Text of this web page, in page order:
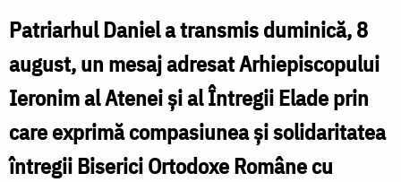
video
NYT
Patriarhul Daniel a transmis duminică, 8
august, un mesaj adresat Arhiepiscopului
Ieronim al Atenei și al Întregii Elade prin
care exprimă compasiunea și solidaritatea
întregii Biserici Ortodoxe Române cu